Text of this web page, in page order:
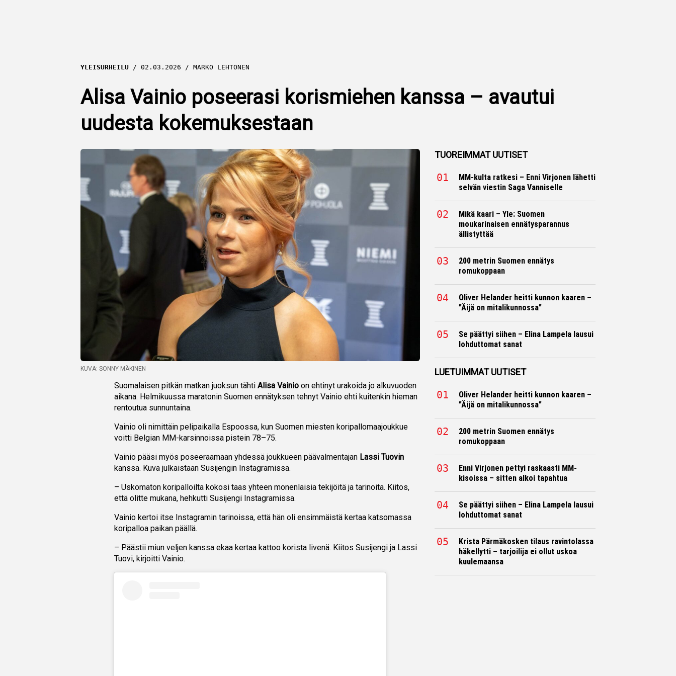
YLEISURHEILU 02.03.2026 MARKO LEHTONEN
Alisa Vainio poseerasi korismiehen kanssa – avautui
uudesta kokemuksestaan
KUVA: SONNY MÄKINEN
Suomalaisen pitkän matkan juoksun tähtiAlisa Vainio on ehtinyt urakoida jo alkuvuoden
aikana. Helmikuussa maratonin Suomen ennätyksen tehnyt Vainio ehti kuitenkin hieman
rentoutua sunnuntaina.
Vainio oli nimittäin pelipaikalla Espoossa, kun Suomen miesten koripallomaajoukkue
voitti Belgian MM-karsinnoissa pistein 78–75.
Vainio pääsi myös poseeraamaan yhdessä joukkueen päävalmentajan Lassi Tuovin
kanssa. Kuva julkaistaan Susijengin Instagramissa.
– Uskomaton koripalloilta kokosi taas yhteen monenlaisia tekijöitä ja tarinoita. Kiitos,
että olitte mukana, hehkutti Susijengi Instagramissa.
Vainio kertoi itse Instagramin tarinoissa, että hän oli ensimmäistä kertaa katsomassa
koripalloa paikan päällä.
– Päästii miun veljen kanssa ekaa kertaa kattoo korista livenä. Kiitos Susijengi ja Lassi
Tuovi, kirjoitti Vainio.
TUOREIMMAT UUTISET
MM-kulta ratkesi – Enni Virjonen lähetti
selvän viestin Saga Vanniselle
Mikä kaari – Yle: Suomen
moukarinaisen ennätysparannus
ällistyttää
200 metrin Suomen ennätys
romukoppaan
Oliver Helander heitti kunnon kaaren –
”Äijä on mitalikunnossa”
Se päättyi siihen – Elina Lampela lausui
lohduttomat sanat
LUETUIMMAT UUTISET
Oliver Helander heitti kunnon kaaren –
”Äijä on mitalikunnossa”
200 metrin Suomen ennätys
romukoppaan
Enni Virjonen pettyi raskaasti MM-
kisoissa – sitten alkoi tapahtua
Se päättyi siihen – Elina Lampela lausui
lohduttomat sanat
Krista Pärmäkosken tilaus ravintolassa
häkellytti – tarjoilija ei ollut uskoa
kuulemaansa